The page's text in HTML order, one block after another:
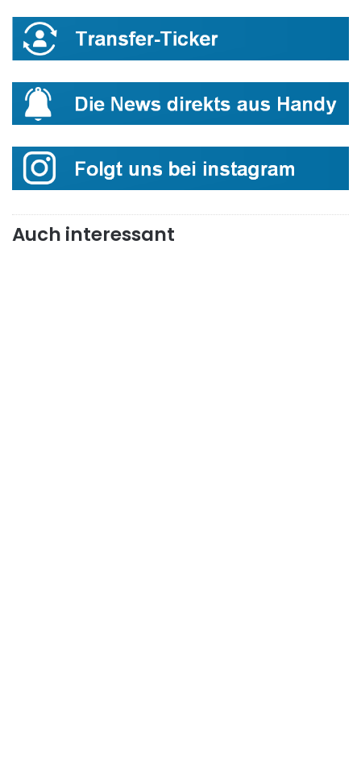
Auch interessant